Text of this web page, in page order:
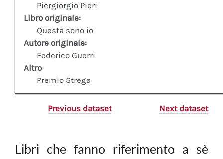
Piergiorgio Pieri
Libro originale:
Questa sono io
Autore originale:
Federico Guerri
Altro
Premio Strega
Previous dataset Next dataset
Libri che fanno riferimento a sè